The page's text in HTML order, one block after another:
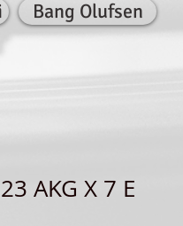
Bang Olufsen
AKG X 7 E